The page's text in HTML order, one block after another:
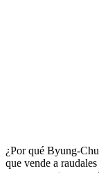
¿Por qué Byung-
que vende a